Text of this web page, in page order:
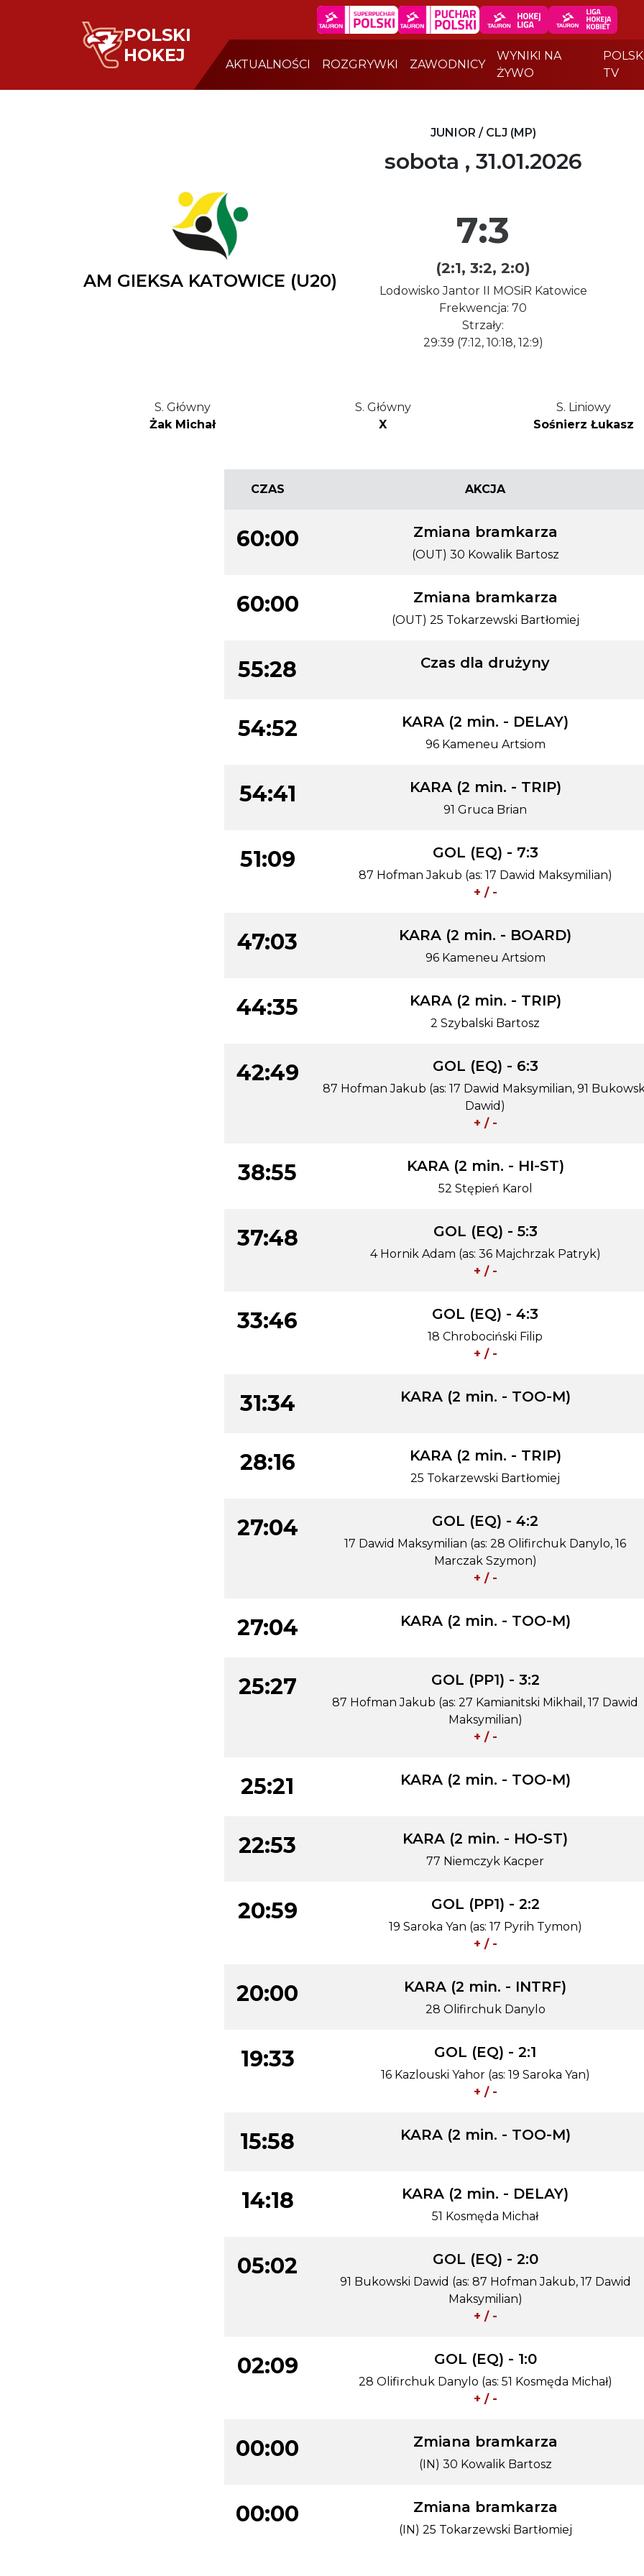
POLSKI
HOKEJ
AKTUALNOŚCI ROZGRYWKI ZAWODNICY
WYNIKI NA
ŻYWO
TV
JUNIOR / CLJ (MP)
sobota , 31.01.2026
AM GIEKSA KATOWICE (U20)
7:3
(2:1, 3:2, 2:0)
Lodowisko Jantor II MOSiR Katowice
Frekwencja: 70
Strzały:
29:39 (7:12, 10:18, 12:9)
S. Główny
Żak Michał
S. Główny
X
S. Liniowy
Sośnierz Łukasz
CZAS AKCJA
60:00 Zmiana bramkarza
(OUT) 30 Kowalik Bartosz
60:00 Zmiana bramkarza
(OUT) 25 Tokarzewski Bartłomiej
55:28 Czas dla drużyny
54:52 KARA (2 min. - DELAY)
96 Kameneu Artsiom
54:41 KARA (2 min. - TRIP)
91 Gruca Brian
51:09 GOL (EQ) - 7:3
87 Hofman Jakub (as: 17 Dawid Maksymilian)
+ / -
47:03 KARA (2 min. - BOARD)
96 Kameneu Artsiom
44:35 KARA (2 min. - TRIP)
2 Szybalski Bartosz
42:49 GOL (EQ) - 6:3
87 Hofman Jakub (as: 17 Dawid Maksymilian, 91
Dawid)
+ / -
38:55 KARA (2 min. - HI-ST)
52 Stępień Karol
37:48 GOL (EQ) - 5:3
4 Hornik Adam (as: 36 Majchrzak Patryk)
+ / -
33:46 GOL (EQ) - 4:3
18 Chrobociński Filip
+ / -
31:34 KARA (2 min. - TOO-M)
28:16 KARA (2 min. - TRIP)
25 Tokarzewski Bartłomiej
27:04 GOL (EQ) - 4:2
17 Dawid Maksymilian (as: 28 Olifirchuk Danylo, 16
Marczak Szymon)
+ / -
27:04 KARA (2 min. - TOO-M)
25:27 GOL (PP1) - 3:2
87 Hofman Jakub (as: 27 Kamianitski Mikhail, 17 Dawid
Maksymilian)
+ / -
25:21 KARA (2 min. - TOO-M)
22:53 KARA (2 min. - HO-ST)
77 Niemczyk Kacper
20:59 GOL (PP1) - 2:2
19 Saroka Yan (as: 17 Pyrih Tymon)
+ / -
20:00 KARA (2 min. - INTRF)
28 Olifirchuk Danylo
19:33 GOL (EQ) - 2:1
16 Kazlouski Yahor (as: 19 Saroka Yan)
+ / -
15:58 KARA (2 min. - TOO-M)
14:18 KARA (2 min. - DELAY)
51 Kosmęda Michał
05:02 GOL (EQ) - 2:0
91 Bukowski Dawid (as: 87 Hofman Jakub, 17 Dawid
Maksymilian)
+ / -
02:09 GOL (EQ) - 1:0
28 Olifirchuk Danylo (as: 51 Kosmęda Michał)
+ / -
00:00 Zmiana bramkarza
(IN) 30 Kowalik Bartosz
00:00 Zmiana bramkarza
(IN) 25 Tokarzewski Bartłomiej